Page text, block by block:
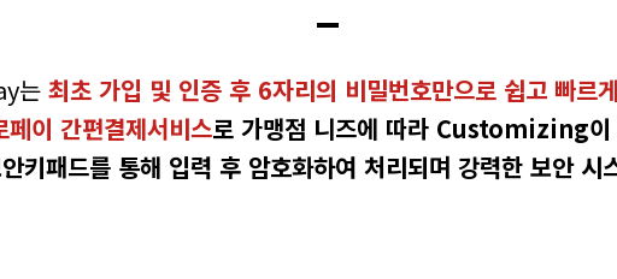
는 최초 가입 및 인증 후 6자리의 비밀번호만으로 쉽고 빠르
페이 간편결제서비스로 가맹점 니즈에 따라 Customizing이
키패드를 통해 입력 후 암호화하여 처리되며 강력한 보안 시